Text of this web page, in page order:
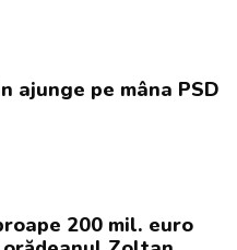
ajunge pe mâna PSD
200 mil. euro